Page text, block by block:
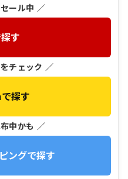
ール中 ／
す
チェック ／
探す
中かも ／
ングで探す